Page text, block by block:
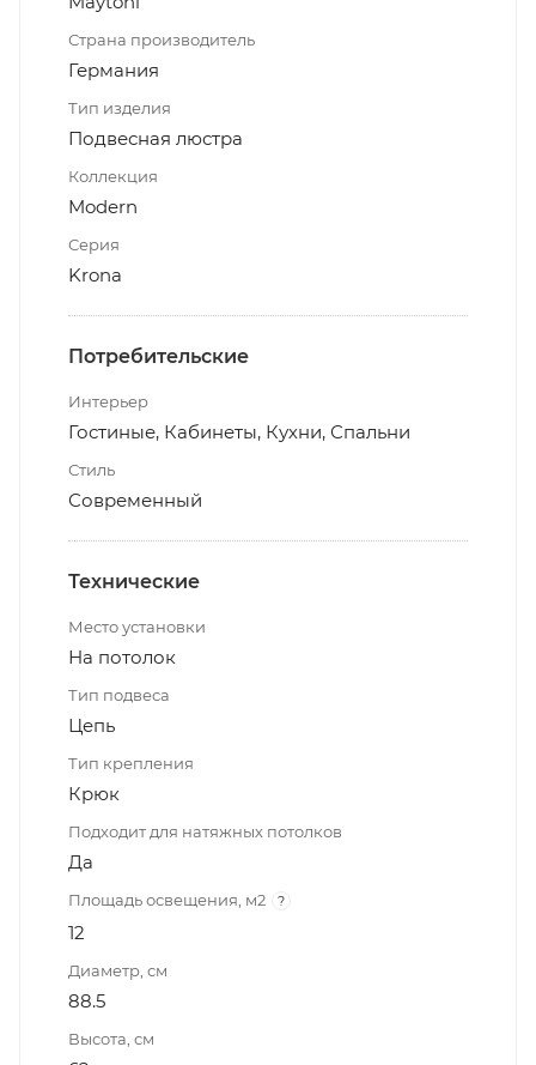
Страна производитель
Германия
Тип изделия
Подвесная люстра
Коллекция
Modern
Серия
Krona
Потребительские
Интерьер
Гостиные, Кабинеты, Кухни, Спальни
Стиль
Современный
Технические
Место установки
На потолок
Тип подвеса
Цепь
Тип крепления
Крюк
Подходит для натяжных потолков
Да
Площадь освещения, м2 ?
12
Диаметр, см
88.5
Высота, см